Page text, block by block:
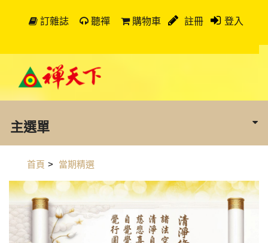
訂雜誌 聽禪 購物車 註冊 登入
主選單
首頁 > 當期精選